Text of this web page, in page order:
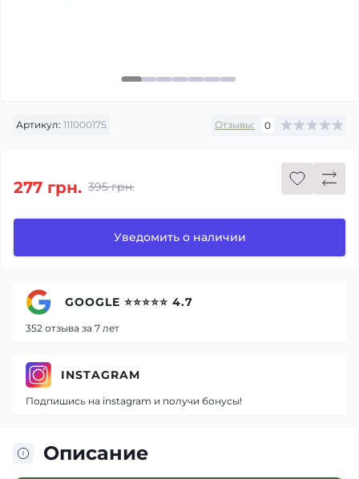
Артикул: 111000175 Отзывы: 0
395 грн.
277 грн.
Уведомить о наличии
Описание
GOOGLE ⭐⭐⭐⭐⭐ 4.7
352 отзыва за 7 лет
INSTAGRAM
Подпишись на instagram и получи бонусы!